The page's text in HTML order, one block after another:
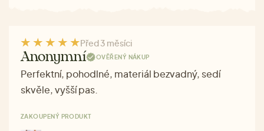
Před 3 měsíci
Anonymní OVĚŘENÝ NÁKUP
Perfektní, pohodlné, materiál bezvadný, sedí
skvěle, vyšší pas.
ZAKOUPENÝ PRODUKT